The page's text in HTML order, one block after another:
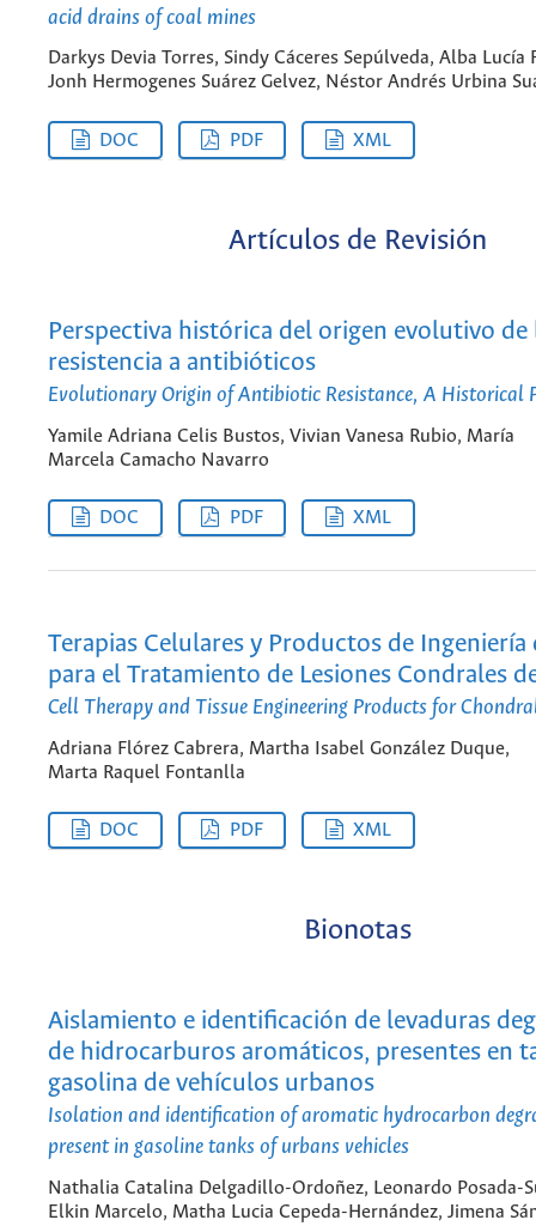
acid drains of coal mines
Darkys Devia Torres, Sindy Cáceres Sepúlveda, Alba Lucía
Jonh Hermogenes Suárez Gelvez, Néstor Andrés Urbina
DOC PDF XML
Artículos de Revisión
Perspectiva histórica del origen evolutivo de
resistencia a antibióticos
Evolutionary Origin of Antibiotic Resistance, A Historical
Yamile Adriana Celis Bustos, Vivian Vanesa Rubio, María
Marcela Camacho Navarro
DOC PDF XML
Terapias Celulares y Productos de Ingeniería
para el Tratamiento de Lesiones Condrales
Cell Therapy and Tissue Engineering Products for
Adriana Flórez Cabrera, Martha Isabel González Duque,
Marta Raquel Fontanlla
DOC PDF XML
Bionotas
Aislamiento e identificación de levaduras
de hidrocarburos aromáticos, presentes en
gasolina de vehículos urbanos
Isolation and identification of aromatic hydrocarbon
present in gasoline tanks of urbans vehicles
Nathalia Catalina Delgadillo-Ordoñez, Leonardo Posada-
Elkin Marcelo, Matha Lucia Cepeda-Hernández, Jimena